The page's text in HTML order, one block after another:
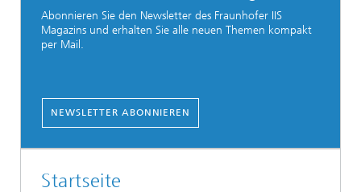
Abonnieren Sie den Newsletter des Fraunhofer IIS
Magazins und erhalten Sie alle neuen Themen kompakt
per Mail.
NEWSLETTER ABONNIEREN
Startseite